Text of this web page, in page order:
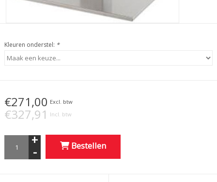
Kleuren onderstel: *
€271,00 Excl. btw
€327,91 Incl. btw
+
- Bestellen